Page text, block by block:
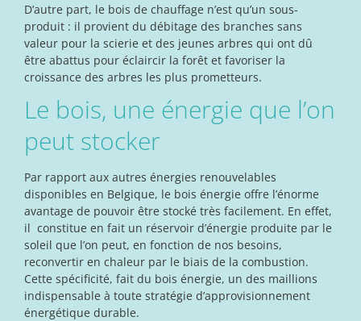
D’autre part, le bois de chauffage n’est qu’un sous-
produit : il provient du débitage des branches sans
valeur pour la scierie et des jeunes arbres qui ont dû
être abattus pour éclaircir la forêt et favoriser la
croissance des arbres les plus prometteurs.
Le bois, une énergie que l’on
peut stocker
Par rapport aux autres énergies renouvelables
disponibles en Belgique, le bois énergie offre l’énorme
avantage de pouvoir être stocké très facilement. En effet,
il constitue en fait un réservoir d’énergie produite par le
soleil que l’on peut, en fonction de nos besoins,
reconvertir en chaleur par le biais de la combustion.
Cette spécificité, fait du bois énergie, un des maillions
indispensable à toute stratégie d’approvisionnement
énergétique durable.